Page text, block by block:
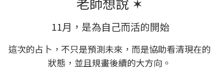
11月，是為自己而活的開始
這次的占卜，不只是預測未來，而是協助看清現在的
狀態，並且規畫後續的大方向。